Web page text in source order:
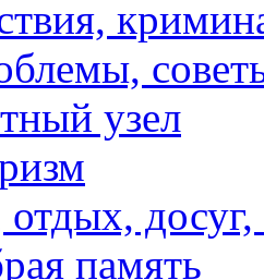
узел
отдых,
память